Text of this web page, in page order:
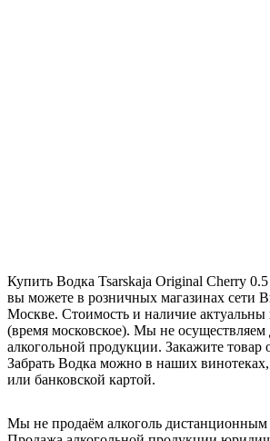
Купить Водка Tsarskaja Original Cherry
вы можете в розничных магазинах сети
Москве. Стоимость и наличие актуальны
(время московское). Мы не осуществляем
алкогольной продукции. Закажите товар
Забрать Водка можно в наших
или банковской картой.
Мы не продаём алкоголь дистанционным